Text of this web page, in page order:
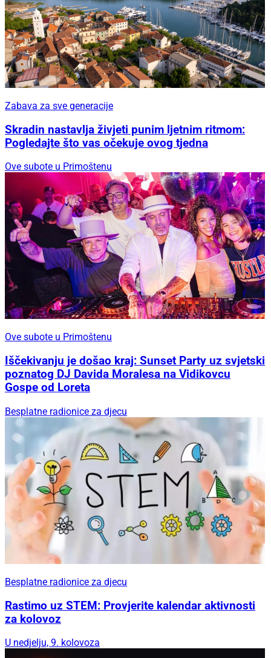
Zabava za sve generacije
Skradin nastavlja živjeti punim ljetnim ritmom:
Pogledajte što vas očekuje ovog tjedna
Ove subote u Primoštenu
Ove subote u Primoštenu
Iščekivanju je došao kraj: Sunset Party uz svjetski
poznatog DJ Davida Moralesa na Vidikovcu
Gospe od Loreta
Besplatne radionice za djecu
Besplatne radionice za djecu
Rastimo uz STEM: Provjerite kalendar aktivnosti
za kolovoz
U nedjelju, 9. kolovoza